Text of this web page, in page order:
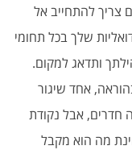
צריך להתחייב אל
שלך בכל תחומי
ותדאג למקום.
אחד שיגור
חדרים, אבל נקודת
מה הוא מקבל